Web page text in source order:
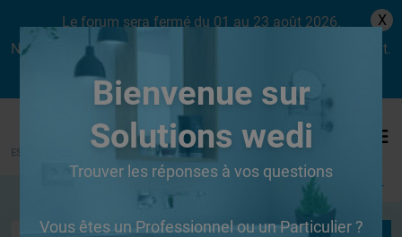
Le forum sera fermé du 01 au 23 août 2026.
Nous aurons le plaisir de vous retrouver dès le lundi 24 août.
X
Se connecter
Bienvenue sur
Solutions wedi
Trouver les réponses à vos questions
Vous êtes un Professionnel ou un Particulier ?